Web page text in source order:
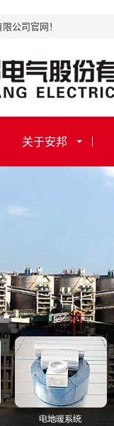
公司官网！
关于安邦